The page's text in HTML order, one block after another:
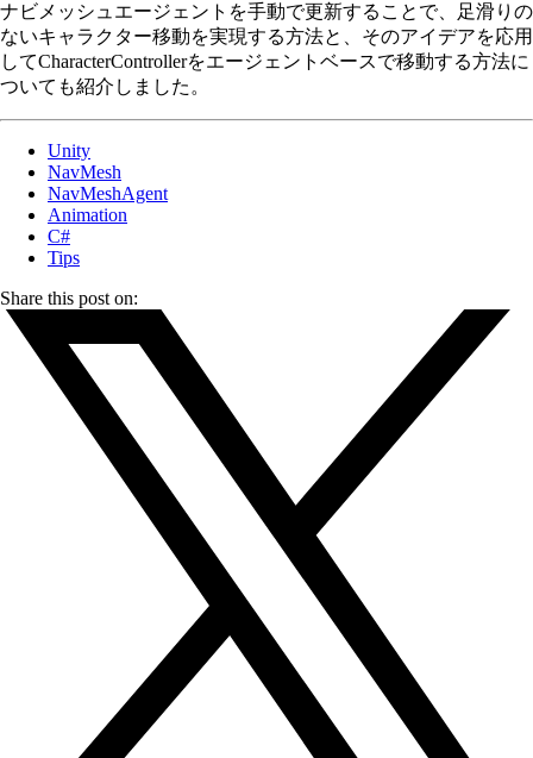
ナビメッシュエージェントを手動で更新することで、足滑りの
ないキャラクター移動を実現する方法と、そのアイデアを応用
してCharacterControllerをエージェントベースで移動する方法に
ついても紹介しました。
Unity
NavMesh
NavMeshAgent
Animation
C#
Tips
Share this post on: